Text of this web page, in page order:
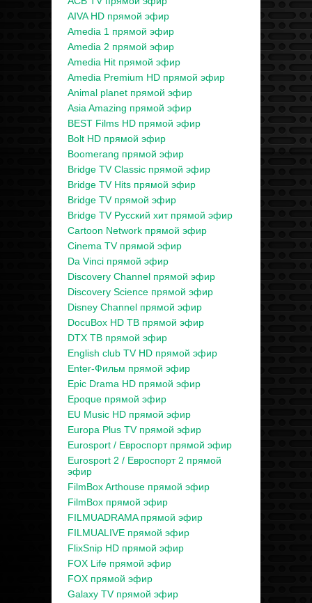
AIVA HD прямой эфир
Amedia 1 прямой эфир
Amedia 2 прямой эфир
Amedia Hit прямой эфир
Amedia Premium HD прямой эфир
Animal planet прямой эфир
Asia Amazing прямой эфир
BEST Films HD прямой эфир
Bolt HD прямой эфир
Boomerang прямой эфир
Bridge TV Classic прямой эфир
Bridge TV Hits прямой эфир
Bridge TV прямой эфир
Bridge TV Русский хит прямой эфир
Cartoon Network прямой эфир
Cinema TV прямой эфир
Da Vinci прямой эфир
Discovery Channel прямой эфир
Discovery Science прямой эфир
Disney Channel прямой эфир
DocuBox HD ТВ прямой эфир
DTX ТВ прямой эфир
English club TV HD прямой эфир
Enter-Фильм прямой эфир
Epic Drama HD прямой эфир
Epoque прямой эфир
EU Music HD прямой эфир
Europa Plus TV прямой эфир
Eurosport / Евроспорт прямой эфир
Eurosport 2 / Евроспорт 2 прямой
эфир
FilmBox Arthouse прямой эфир
FilmBox прямой эфир
FILMUADRAMA прямой эфир
FILMUALIVE прямой эфир
FlixSnip HD прямой эфир
FOX Life прямой эфир
FOX прямой эфир
Galaxy TV прямой эфир